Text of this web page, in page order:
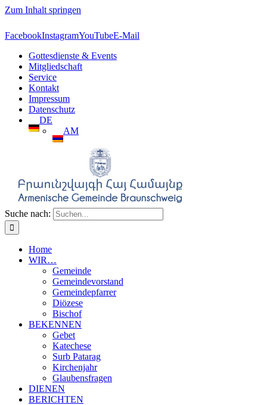
Zum Inhalt springen
FacebookInstagramYouTubeE-Mail
Gottesdienste & Events
Mitgliedschaft
Service
Kontakt
Impressum
Datenschutz
DE
AM
Suche nach:
Home
WIR…
Gemeinde
Gemeindevorstand
Gemeindepfarrer
Diözese
Bischof
BEKENNEN
Gebet
Katechese
Surb Patarag
Kirchenjahr
Glaubensfragen
DIENEN
BERICHTEN